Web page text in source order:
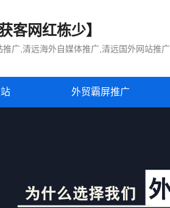
客网红栋少】
广,清远海外自媒体推广,清远国外网站推广
外贸霸屏推广